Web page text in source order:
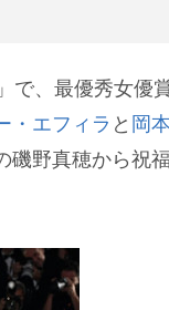
で、最優秀女優
・エフィラ と 岡本
磯野真穂から祝